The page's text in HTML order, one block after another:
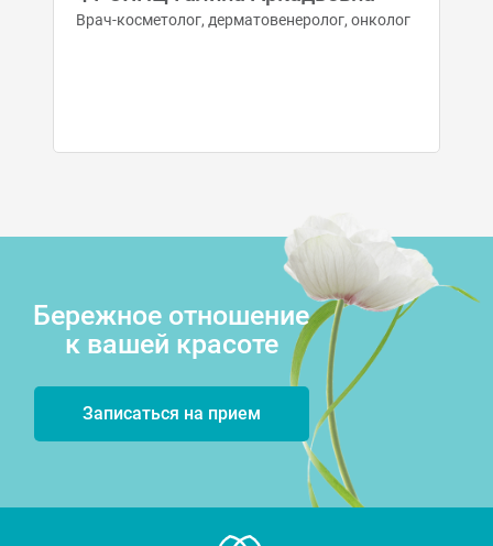
Врач-косметолог, дерматовенеролог, онколог
Бережное отношение
к вашей красоте
Записаться на прием